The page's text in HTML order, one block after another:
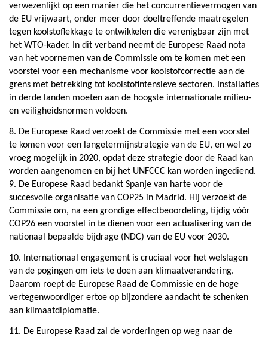
verwezenlijkt op een manier die het concurrentievermogen van
de EU vrijwaart, onder meer door doeltreffende maatregelen
tegen koolstoflekkage te ontwikkelen die verenigbaar zijn met
het WTO-kader. In dit verband neemt de Europese Raad nota
van het voornemen van de Commissie om te komen met een
voorstel voor een mechanisme voor koolstofcorrectie aan de
grens met betrekking tot koolstofintensieve sectoren. Installaties
in derde landen moeten aan de hoogste internationale milieu-
en veiligheidsnormen voldoen.
8. De Europese Raad verzoekt de Commissie met een voorstel
te komen voor een langetermijnstrategie van de EU, en wel zo
vroeg mogelijk in 2020, opdat deze strategie door de Raad kan
worden aangenomen en bij het UNFCCC kan worden ingediend.
9. De Europese Raad bedankt Spanje van harte voor de
succesvolle organisatie van COP25 in Madrid. Hij verzoekt de
Commissie om, na een grondige effectbeoordeling, tijdig vóór
COP26 een voorstel in te dienen voor een actualisering van de
nationaal bepaalde bijdrage (NDC) van de EU voor 2030.
10. Internationaal engagement is cruciaal voor het welslagen
van de pogingen om iets te doen aan klimaatverandering.
Daarom roept de Europese Raad de Commissie en de hoge
vertegenwoordiger ertoe op bijzondere aandacht te schenken
aan klimaatdiplomatie.
11. De Europese Raad zal de vorderingen op weg naar de